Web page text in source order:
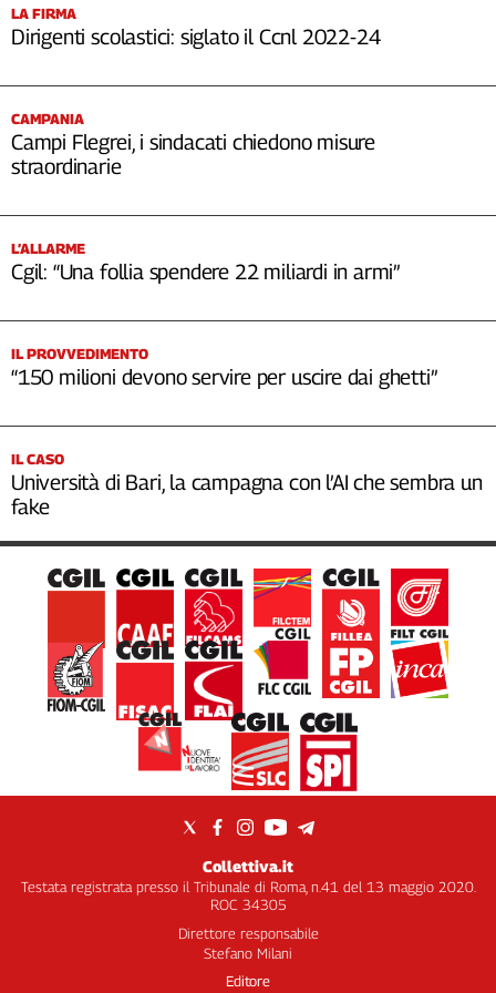
LA FIRMA
Dirigenti scolastici: siglato il Ccnl 2022-24
CAMPANIA
Campi Flegrei, i sindacati chiedono misure
straordinarie
L’ALLARME
Cgil: “Una follia spendere 22 miliardi in armi”
IL PROVVEDIMENTO
“150 milioni devono servire per uscire dai ghetti”
IL CASO
Università di Bari, la campagna con l’AI che sembra un
fake
Collettiva.it
Testata registrata presso il Tribunale di Roma, n.41 del 13 maggio 2020.
ROC 34305
Direttore responsabile
Stefano Milani
Editore